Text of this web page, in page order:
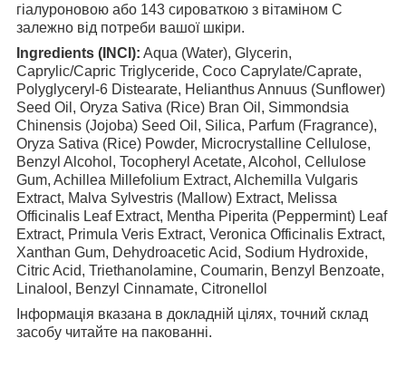
гіалуроновою або 143 сироваткою з вітаміном С
залежно від потреби вашої шкіри.
Ingredients (INCI): Aqua (Water), Glycerin,
Caprylic/Capric Triglyceride, Coco Caprylate/Caprate,
Polyglyceryl-6 Distearate, Helianthus Annuus (Sunflower)
Seed Oil, Oryza Sativa (Rice) Bran Oil, Simmondsia
Chinensis (Jojoba) Seed Oil, Silica, Parfum (Fragrance),
Oryza Sativa (Rice) Powder, Microcrystalline Cellulose,
Benzyl Alcohol, Tocopheryl Acetate, Alcohol, Cellulose
Gum, Achillea Millefolium Extract, Alchemilla Vulgaris
Extract, Malva Sylvestris (Mallow) Extract, Melissa
Officinalis Leaf Extract, Mentha Piperita (Peppermint) Leaf
Extract, Primula Veris Extract, Veronica Officinalis Extract,
Xanthan Gum, Dehydroacetic Acid, Sodium Hydroxide,
Citric Acid, Triethanolamine, Coumarin, Benzyl Benzoate,
Linalool, Benzyl Cinnamate, Citronellol
Інформація вказана в докладній цілях, точний склад
засобу читайте на пакованні.